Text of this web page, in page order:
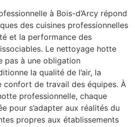
à Bois-d’Arcy répond
des cuisines professionnelles
et la performance des
Le nettoyage hotte
pas à une obligation
la qualité de l’air, la
confort de travail des équipes. À
professionnelle, chaque
pour s’adapter aux réalités du
propres aux établissements